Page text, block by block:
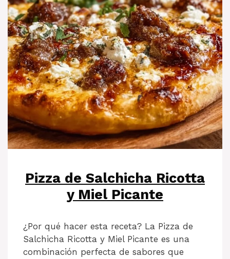
Pizza de Salchicha Ricotta
y Miel Picante
¿Por qué hacer esta receta? La Pizza de
Salchicha Ricotta y Miel Picante es una
combinación perfecta de sabores que